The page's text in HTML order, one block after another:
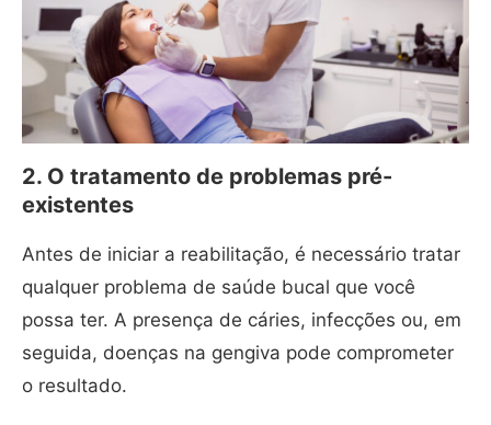
2. O tratamento de problemas pré-
existentes
Antes de iniciar a reabilitação, é necessário tratar
qualquer problema de saúde bucal que você
possa ter. A presença de cáries, infecções ou, em
seguida, doenças na gengiva pode comprometer
o resultado.